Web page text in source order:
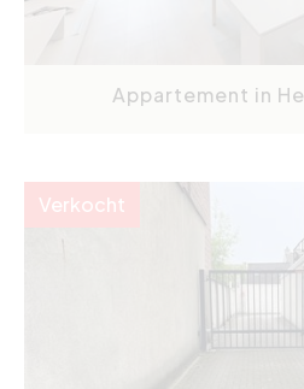
Appartement in
Verkocht